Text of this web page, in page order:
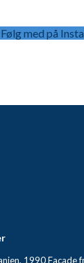
Følg med på
Facade